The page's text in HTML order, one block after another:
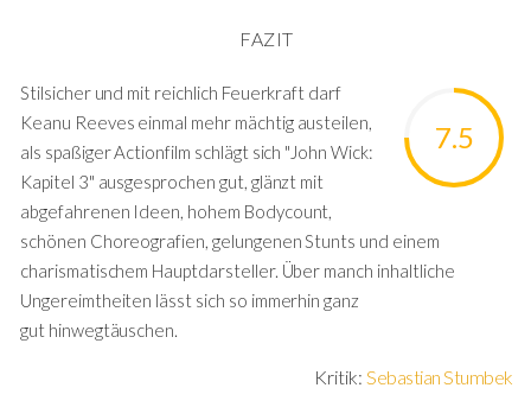
FAZIT
7.5
Stilsicher und mit reichlich Feuerkraft darf
Keanu Reeves einmal mehr mächtig austeilen,
als spaßiger Actionfilm schlägt sich "John Wick:
Kapitel 3" ausgesprochen gut, glänzt mit
abgefahrenen Ideen, hohem Bodycount,
schönen Choreografien, gelungenen Stunts und einem
charismatischem Hauptdarsteller. Über manch inhaltliche
Ungereimtheiten lässt sich so immerhin ganz
gut hinwegtäuschen.
Kritik: Sebastian Stumbek